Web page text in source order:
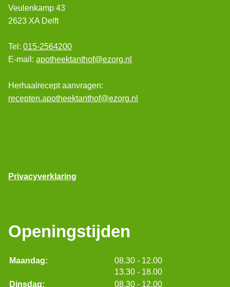
Veulenkamp 43
2623 XA Delft
Tel: 015-2564200
E-mail: apotheektanthof@ezorg.nl
Herhaalrecept aanvragen:
recepten.apotheektanthof@ezorg.nl
Privacyverklaring
Openingstijden
Maandag: 08.30 tot
- 12.00
13.30 tot
- 18.00
Dinsdag:
08.30 tot
- 12.00